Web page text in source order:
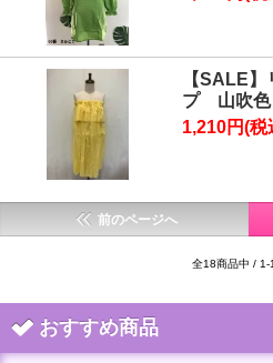
【SALE
プ 山吹色
1,210円(税
前のページへ
全18商品中 / 1-
おすすめ商品